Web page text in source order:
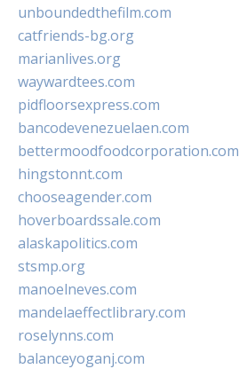
unboundedthefilm.com
catfriends-bg.org
marianlives.org
waywardtees.com
pidfloorsexpress.com
bancodevenezuelaen.com
bettermoodfoodcorporation.com
hingstonnt.com
chooseagender.com
hoverboardssale.com
alaskapolitics.com
stsmp.org
manoelneves.com
mandelaeffectlibrary.com
roselynns.com
balanceyoganj.com